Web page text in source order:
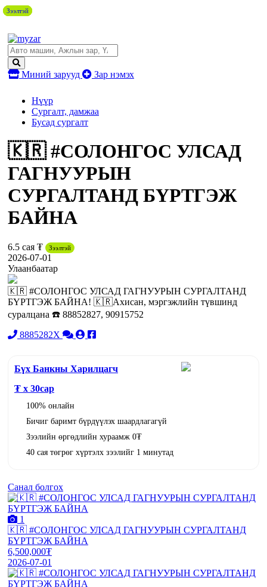
Миний зарууд Зар нэмэх
Нүүр
Сургалт, дамжаа
Бусад сургалт
🇰🇷 #СОЛОНГОС УЛСАД
ГАГНУУРЫН
СУРГАЛТАНД БҮРТГЭЖ
БАЙНА
6.5 сая ₮ Зээлтэй
2026-07-01
Улаанбаатар
🇰🇷 #СОЛОНГОС УЛСАД ГАГНУУРЫН СУРГАЛТАНД
БҮРТГЭЖ БАЙНА! 🇰🇷Ахисан, мэргэжлийн түвшинд
суралцана ☎️ 88852827, 90915752
8885282X
Бүх Банкны Харилцагч
₮ x 30сар
100% онлайн
Бичиг баримт бүрдүүлэх шаардлагагүй
Зээлийн өргөдлийн хураамж 0₮
40 сая төгрөг хүртэлх зээлийг 1 минутад
Санал болгох
Зээлтэй
1
🇰🇷 #СОЛОНГОС УЛСАД ГАГНУУРЫН СУРГАЛТАНД
БҮРТГЭЖ БАЙНА
6,500,000₮
2026-07-01
Зээлтэй
Зээлтэй
Зээлтэй